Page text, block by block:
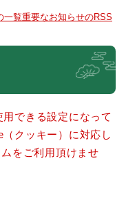
一覧重要なお知らせのRSS
できる設定になって
クッキー）に対応し
をご利用頂けませ